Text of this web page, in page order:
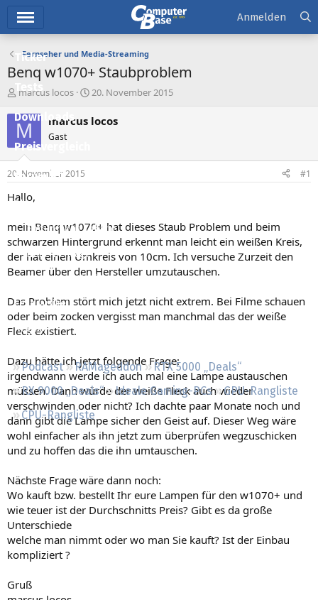
Ticker
Downloads
Preisvergleich
Forum
Aktuelles
Empfohlene Inhalte
Neue Beiträge
Neueste Aktivitäten
Leserartikel
Regeln
Podcast RAMageddon
RTX 5000 „Deals“
RX 9000 „Deals“
Ideale Gaming-PCs
GPU-Rangliste
CPU-Rangliste
Anmelden
Fernseher und Media-Streaming
Benq w1070+ Staubproblem
E
s
t
e
e
r
marcus locos
E
s
t
20. November 2015
M marcus locos
Gast
20. November 2015 #1
Hallo,
mein Benq w1070+ hat dieses Staub Problem und beim
schwarzen Hintergrund erkennt man leicht ein weißen Kreis,
der hat einen Umkreis von 10cm. Ich versuche Zurzeit den
Beamer über den Hersteller umzutauschen.
Das Problem stört mich jetzt nicht extrem. Bei Filme schauen
oder beim zocken vergisst man manchmal das der weiße
Fleck existiert.
Dazu hätte ich jetzt folgende Frage:
irgendwann werde ich auch mal eine Lampe austauschen
müssen. Dann würde der weiße Fleck auch wieder
verschwinden oder nicht? Ich dachte paar Monate noch und
dann gibt die Lampe sicher den Geist auf. Dieser Weg wäre
wohl einfacher als ihn jetzt zum überprüfen wegzuschicken
und zu hoffen das die ihn umtauschen.
Nächste Frage wäre dann noch:
Wo kauft bzw. bestellt Ihr eure Lampen für den w1070+ und
wie teuer ist der Durchschnitts Preis? Gibt es da große
Unterschiede
welche man nimmt oder wo man Sie kauft? Ist der Einbau
kompliziert ?
Gruß